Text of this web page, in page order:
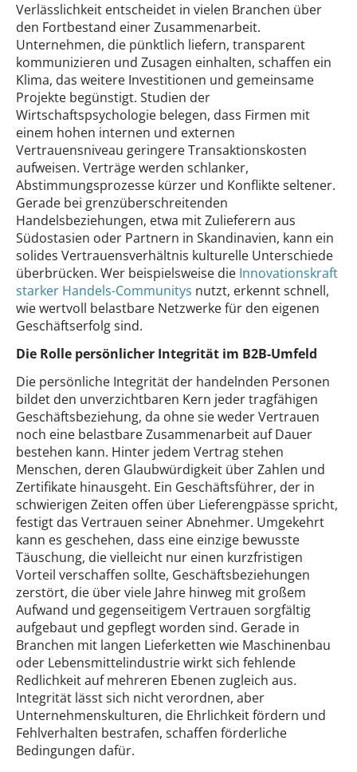
Verlässlichkeit entscheidet in vielen Branchen über
den Fortbestand einer Zusammenarbeit.
Unternehmen, die pünktlich liefern, transparent
kommunizieren und Zusagen einhalten, schaffen ein
Klima, das weitere Investitionen und gemeinsame
Projekte begünstigt. Studien der
Wirtschaftspsychologie belegen, dass Firmen mit
einem hohen internen und externen
Vertrauensniveau geringere Transaktionskosten
aufweisen. Verträge werden schlanker,
Abstimmungsprozesse kürzer und Konflikte seltener.
Gerade bei grenzüberschreitenden
Handelsbeziehungen, etwa mit Zulieferern aus
Südostasien oder Partnern in Skandinavien, kann ein
solides Vertrauensverhältnis kulturelle Unterschiede
überbrücken. Wer beispielsweise die Innovationskraft
starker Handels-Communitys nutzt, erkennt schnell,
wie wertvoll belastbare Netzwerke für den eigenen
Geschäftserfolg sind.
Die Rolle persönlicher Integrität im B2B-Umfeld
Die persönliche Integrität der handelnden Personen
bildet den unverzichtbaren Kern jeder tragfähigen
Geschäftsbeziehung, da ohne sie weder Vertrauen
noch eine belastbare Zusammenarbeit auf Dauer
bestehen kann. Hinter jedem Vertrag stehen
Menschen, deren Glaubwürdigkeit über Zahlen und
Zertifikate hinausgeht. Ein Geschäftsführer, der in
schwierigen Zeiten offen über Lieferengpässe spricht,
festigt das Vertrauen seiner Abnehmer. Umgekehrt
kann es geschehen, dass eine einzige bewusste
Täuschung, die vielleicht nur einen kurzfristigen
Vorteil verschaffen sollte, Geschäftsbeziehungen
zerstört, die über viele Jahre hinweg mit großem
Aufwand und gegenseitigem Vertrauen sorgfältig
aufgebaut und gepflegt worden sind. Gerade in
Branchen mit langen Lieferketten wie Maschinenbau
oder Lebensmittelindustrie wirkt sich fehlende
Redlichkeit auf mehreren Ebenen zugleich aus.
Integrität lässt sich nicht verordnen, aber
Unternehmenskulturen, die Ehrlichkeit fördern und
Fehlverhalten bestrafen, schaffen förderliche
Bedingungen dafür.